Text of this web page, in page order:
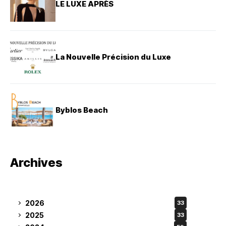
LE LUXE APRÈS
La Nouvelle Précision du Luxe
Byblos Beach
Archives
2026 33
2025 33